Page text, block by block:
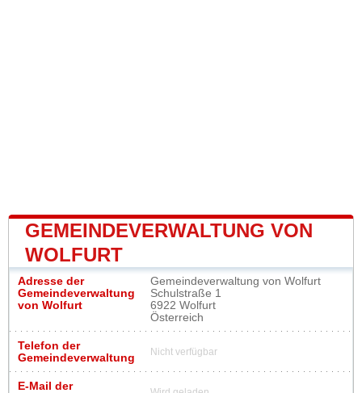
GEMEINDEVERWALTUNG VON
WOLFURT
Adresse der
Gemeindeverwaltung
von Wolfurt
Gemeindeverwaltung von Wolfurt
Schulstraße 1
6922 Wolfurt
Österreich
Telefon der
Gemeindeverwaltung
Nicht verfügbar
E-Mail der